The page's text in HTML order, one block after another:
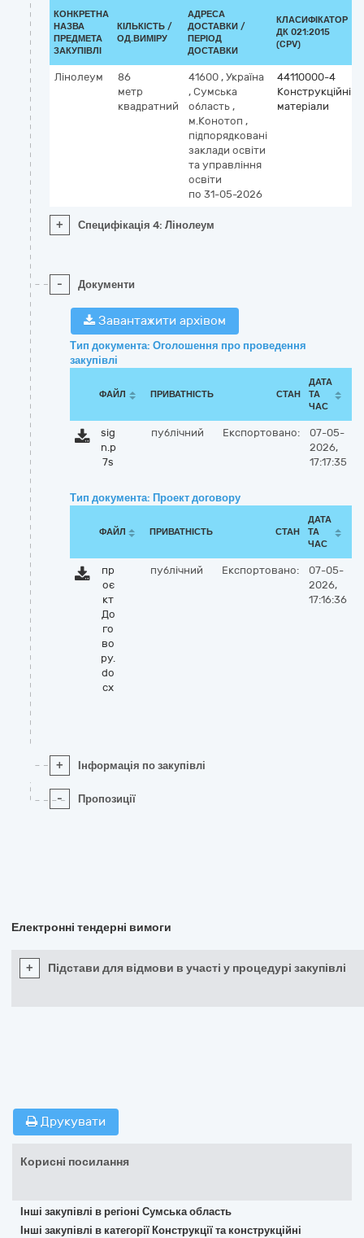
КОНКРЕТНА
НАЗВА
ПРЕДМЕТА
ЗАКУПІВЛІ
КІЛЬКІСТЬ /
ОД.ВИМІРУ
АДРЕСА
ДОСТАВКИ /
ПЕРІОД
ДОСТАВКИ
КЛАСИФІКАТОР
ДК 021:2015
(CPV)
Лінолеум
86
метр
квадратний
41600 , Україна
, Сумська
область ,
м.Конотоп ,
підпорядковані
заклади освіти
та управління
освіти
по 31-05-2026
44110000-4
Конструкційні
матеріали
+ Специфікація 4: Лінолеум
- Документи
Завантажити архівом
Тип документа: Оголошення про проведення
закупівлі
ФАЙЛ ПРИВАТНІСТЬ СТАН
ДАТА
ТА
ЧАС
sig
n.p
7s
публічний Експортовано:
07-05-
2026,
17:17:35
Тип документа: Проект договору
ФАЙЛ ПРИВАТНІСТЬ СТАН
ДАТА
ТА
ЧАС
пр
оє
кт
До
го
во
ру.
do
cx
публічний Експортовано:
07-05-
2026,
17:16:36
+ Інформація по закупівлі
- Пропозиції
Електронні тендерні вимоги
+ Підстави для відмови в участі у процедурі закупівлі
Друкувати
Корисні посилання
Інші закупівлі в регіоні Сумська область
Інші закупівлі в категорії Конструкції та конструкційні